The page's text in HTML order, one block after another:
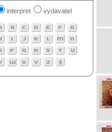
interpret vydavatel